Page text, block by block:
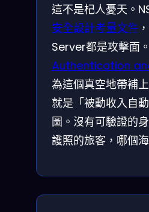
這不是杞人憂天。
安全設計考量文件
Server都是攻擊面
Authentication
為這個真空地帶補
就是「被動收入自
圖。沒有可驗證的
護照的旅客，哪個